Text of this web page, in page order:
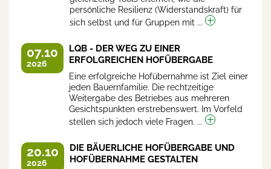
persönliche Resilienz (Widerstandskraft) für
sich selbst und für Gruppen mit ...
07.10
2026
LQB - DER WEG ZU EINER
ERFOLGREICHEN HOFÜBERGABE
Eine erfolgreiche Hofübernahme ist Ziel einer
jeden Bauernfamilie. Die rechtzeitige
Weitergabe des Betriebes aus mehreren
Gesichtspunkten erstrebenswert. Im Vorfeld
stellen sich jedoch viele Fragen. ...
20.10
2026
DIE BÄUERLICHE HOFÜBERGABE UND
HOFÜBERNAHME GESTALTEN